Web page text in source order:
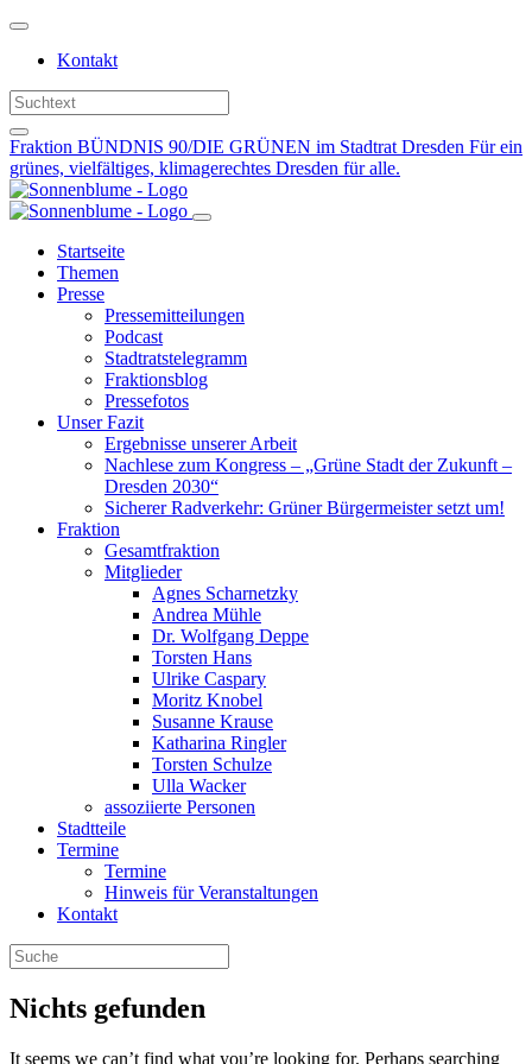
Weiter
Inhalt
Kontakt
Fraktion BÜNDNIS 90/DIE GRÜNEN im Stadtrat Dresden Für ein
grünes, vielfältiges, klimagerechtes Dresden für alle.
Startseite
Themen
Presse
Pressemitteilungen
Podcast
Stadtratstelegramm
Fraktionsblog
Pressefotos
Unser Fazit
Ergebnisse unserer Arbeit
Nachlese zum Kongress – „Grüne Stadt der Zukunft –
Dresden 2030“
Sicherer Radverkehr: Grüner Bürgermeister setzt um!
Fraktion
Gesamtfraktion
Mitglieder
Agnes Scharnetzky
Andrea Mühle
Dr. Wolfgang Deppe
Torsten Hans
Ulrike Caspary
Moritz Knobel
Susanne Krause
Katharina Ringler
Torsten Schulze
Ulla Wacker
assoziierte Personen
Stadtteile
Termine
Termine
Hinweis für Veranstaltungen
Kontakt
Nichts gefunden
It seems we can’t find what you’re looking for. Perhaps searching